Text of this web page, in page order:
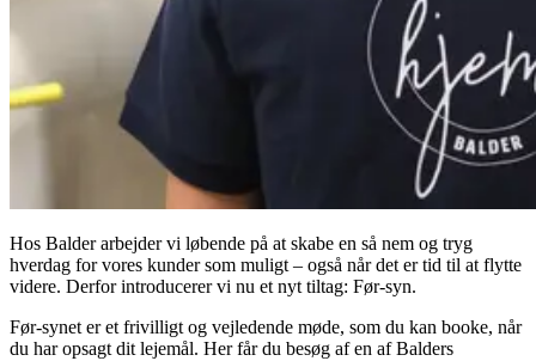
Hos Balder arbejder vi løbende på at skabe en så nem og tryg
hverdag for vores kunder som muligt – også når det er tid til at flytte
videre. Derfor introducerer vi nu et nyt tiltag: Før-syn.
Før-synet er et frivilligt og vejledende møde, som du kan booke, når
du har opsagt dit lejemål. Her får du besøg af en af Balders